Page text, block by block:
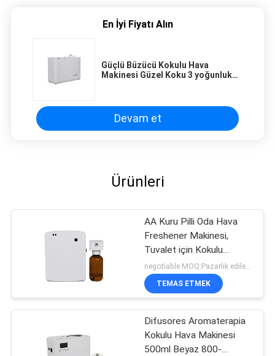
En İyi Fiyatı Alın
Güçlü Büzücü Kokulu Hava
Makinesi Güzel Koku 3 yoğunluk
Devam et
Ürünleri
AA Kuru Pilli Oda Hava
Freshener Makinesi,
Tuvalet için Kokulu
Diffuser Makinesi
negotiable MOQ:Pazarlık edilebilir
TEMAS ETMEK
Difusores Aromaterapia
Kokulu Hava Makinesi
500ml Beyaz 800-